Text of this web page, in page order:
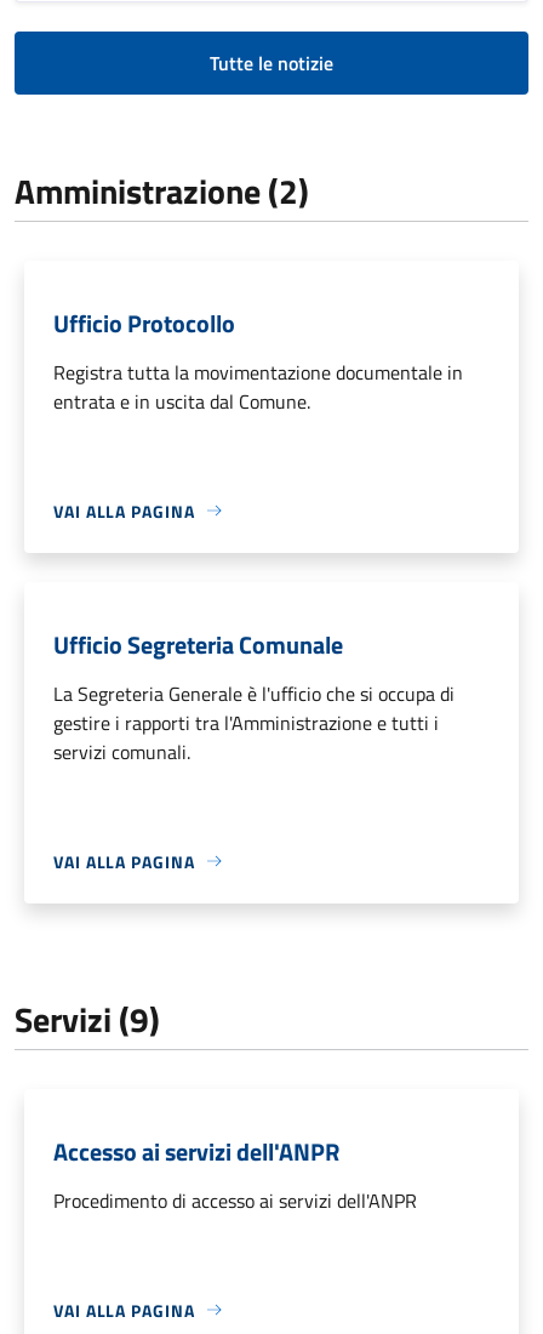
Tutte le notizie
Amministrazione (2)
Ufficio Protocollo
Registra tutta la movimentazione documentale in
entrata e in uscita dal Comune.
VAI ALLA PAGINA
Ufficio Segreteria Comunale
La Segreteria Generale è l'ufficio che si occupa di
gestire i rapporti tra l'Amministrazione e tutti i
servizi comunali.
VAI ALLA PAGINA
Servizi (9)
Accesso ai servizi dell'ANPR
Procedimento di accesso ai servizi dell'ANPR
VAI ALLA PAGINA